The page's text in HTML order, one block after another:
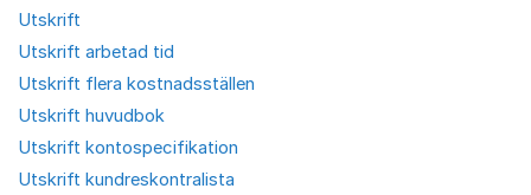
Utskrift
Utskrift arbetad tid
Utskrift flera kostnadsställen
Utskrift huvudbok
Utskrift kontospecifikation
Utskrift kundreskontralista